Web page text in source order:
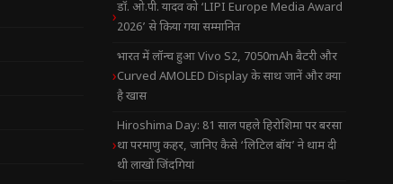
डॉ. ओ.पी. यादव को ‘LIPI Europe Media Award
2026’ से किया गया सम्मानित
भारत में लॉन्च हुआ Vivo S2, 7050mAh बैटरी और
Curved AMOLED Display के साथ जानें और क्या
है खास
Hiroshima Day: 81 साल पहले हिरोशिमा पर बरसा
था परमाणु कहर, जानिए कैसे ‘लिटिल बॉय’ ने थाम दी
थी लाखों जिंदगियां